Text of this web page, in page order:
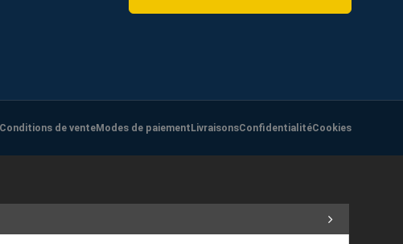
Conditions de venteModes de paiementLivraisonsConfidentialitéCookies